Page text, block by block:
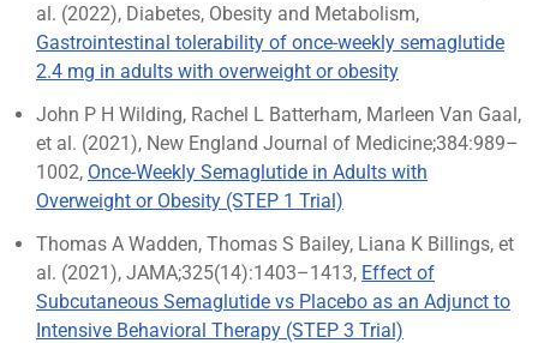
al. (2022), Diabetes, Obesity and Metabolism,
Gastrointestinal tolerability of once-weekly semaglutide
2.4 mg in adults with overweight or obesity
John P H Wilding, Rachel L Batterham, Marleen Van Gaal,
et al. (2021), New England Journal of Medicine;384:989–
1002, Once-Weekly Semaglutide in Adults with
Overweight or Obesity (STEP 1 Trial)
Thomas A Wadden, Thomas S Bailey, Liana K Billings, et
al. (2021), JAMA;325(14):1403–1413, Effect of
Subcutaneous Semaglutide vs Placebo as an Adjunct to
Intensive Behavioral Therapy (STEP 3 Trial)